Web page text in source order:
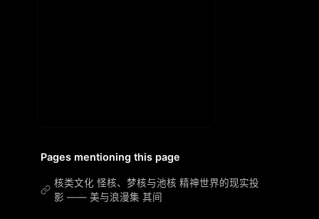
Pages mentioning this page
核类文化 怪核、梦核与池核 精神世界的现实投
影 —— 美与浪漫集 其间